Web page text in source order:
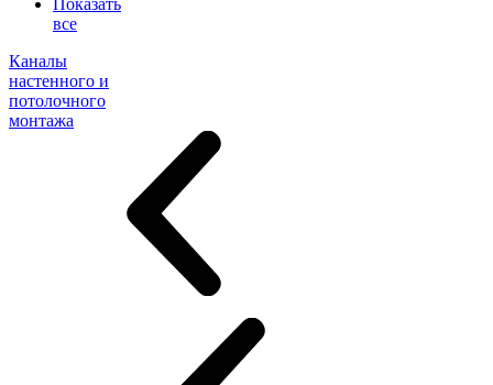
Показать
все
Каналы
настенного и
потолочного
монтажа